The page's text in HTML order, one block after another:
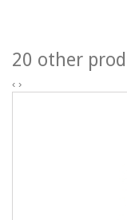
20 other
‹ ›